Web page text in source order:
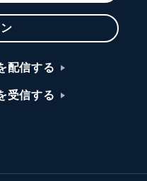
配信する
受信する